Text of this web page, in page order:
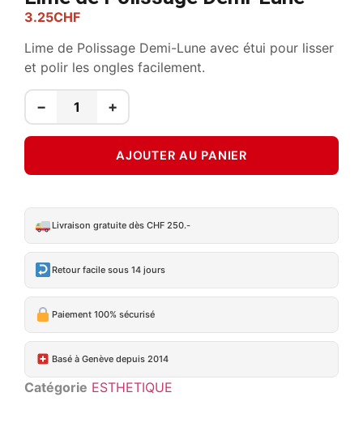
3.25CHF
Lime de Polissage Demi-Lune avec étui pour lisser
et polir les ongles facilement.
− +
AJOUTER AU PANIER
Livraison gratuite dès CHF 250.-
Retour facile sous 14 jours
Paiement 100% sécurisé
Basé à Genève depuis 2014
Catégorie ESTHETIQUE